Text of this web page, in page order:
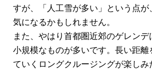
すが、「人工雪が多い」という点
気になるかもしれません。
また、やはり首都圏近郊のゲレン
小規模なものが多いです。長い距離
ていくロングクルージングが楽し